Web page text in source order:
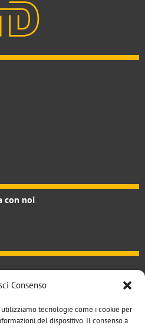
Consenso
tecnologie come i cookie per
del dispositivo. Il consenso a
con noi
Milano